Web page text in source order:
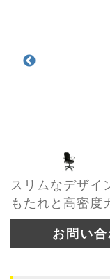
スリムなデザイ
もたれと高密度
お問い